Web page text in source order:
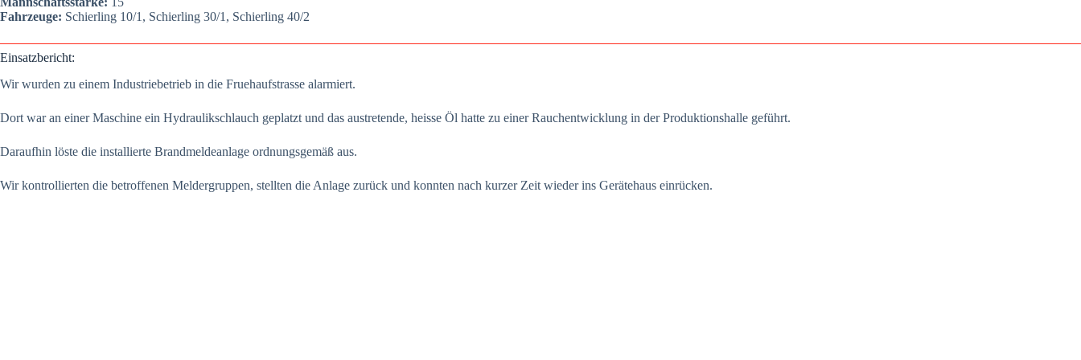
Fahr­zeu­ge: Schier­ling 10/1, Schier­ling 30/1, Schier­ling 40/2
Ein­satz­be­richt:
Wir wur­den zu einem Indus­trie­be­trieb in die Frueh­auf­stras­se alar­miert.
Dort war an einer Maschi­ne ein Hydrau­lik­schlauch geplatzt und das aus­tre­ten­de, heis­se Öl hat­te zu einer Rauch­ent­wick­lung in der Pro­duk­ti­ons­hal­le geführt.
Dar­auf­hin lös­te die instal­lier­te Brand­mel­de­an­la­ge ord­nungs­ge­mäß aus.
Wir kon­trol­lier­ten die betrof­fe­nen Mel­der­grup­pen, stell­ten die Anla­ge zurück und konn­ten nach kur­zer Zeit wie­der ins Gerä­te­haus ein­rü­cken.